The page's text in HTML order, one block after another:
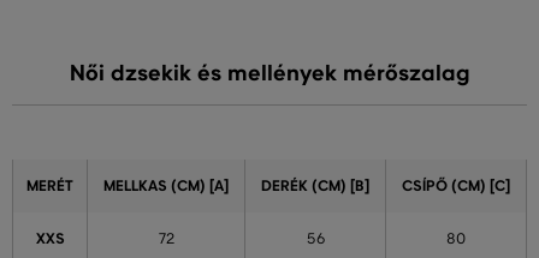
Női dzsekik és mellények mérőszalag
MERÉT MELLKAS (CM) [A] DERÉK (CM) [B] CSÍPŐ (CM) [C]
XXS 72 56 80